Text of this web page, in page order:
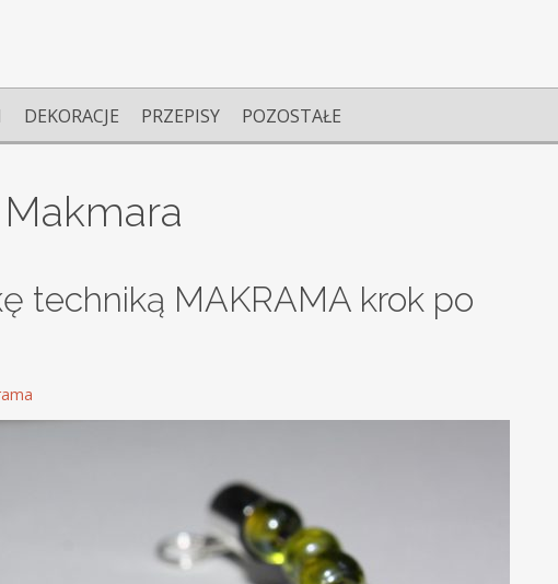
DEKORACJE PRZEPISY POZOSTAŁE
Makmara
techniką MAKRAMA krok po